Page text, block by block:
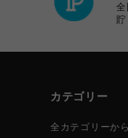
全
カテゴリー
全カテゴリーか